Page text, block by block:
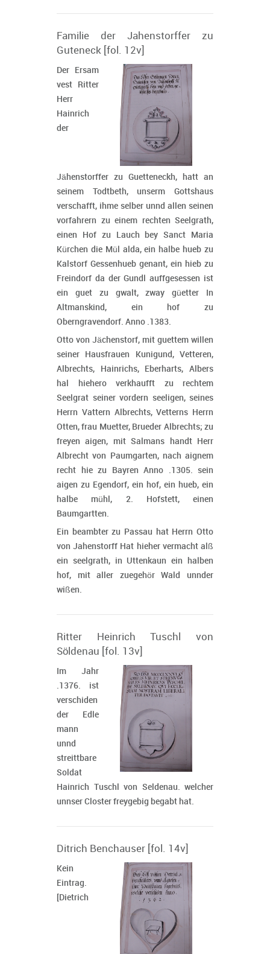
Familie der Jahenstorffer zu
Guteneck [fol. 12v]
Der Ersam
vest Ritter
Herr
Hainrich
der
Jähenstorffer zu Guetteneckh, hatt an
seinem Todtbeth, unserm Gottshaus
verschafft, ihme selber unnd allen seinen
vorfahrern zu einem rechten Seelgrath,
einen Hof zu Lauch bey Sanct Maria
Kürchen die Mül alda, ein halbe hueb zu
Kalstorf Gessenhueb genant, ein hieb zu
Freindorf da der Gundl auffgesessen ist
ein guet zu gwalt, zway güetter In
Altmanskind, ein hof zu
Oberngravendorf. Anno .1383.
Otto von Jächenstorf, mit guettem willen
seiner Hausfrauen Kunigund, Vetteren,
Albrechts, Hainrichs, Eberharts, Albers
hal hiehero verkhaufft zu rechtem
Seelgrat seiner vordern seeligen, seines
Herrn Vattern Albrechts, Vetterns Herrn
Otten, frau Muetter, Brueder Albrechts; zu
freyen aigen, mit Salmans handt Herr
Albrecht von Paumgarten, nach aignem
recht hie zu Bayren Anno .1305. sein
aigen zu Egendorf, ein hof, ein hueb, ein
halbe mühl, 2. Hofstett, einen
Baumgartten.
Ein beambter zu Passau hat Herrn Otto
von Jahenstorff Hat hieher vermacht alß
ein seelgrath, in Uttenkaun ein halben
hof, mit aller zuegehör Wald unnder
wißen.
Ritter Heinrich Tuschl von
Söldenau [fol. 13v]
Im Jahr
.1376. ist
verschiden
der Edle
mann
unnd
streittbare
Soldat
Hainrich Tuschl von Seldenau. welcher
unnser Closter freygebig begabt hat.
Ditrich Benchauser [fol. 14v]
Kein
Eintrag.
[Dietrich